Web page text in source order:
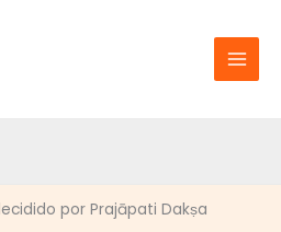
por Prajāpati Dakṣa